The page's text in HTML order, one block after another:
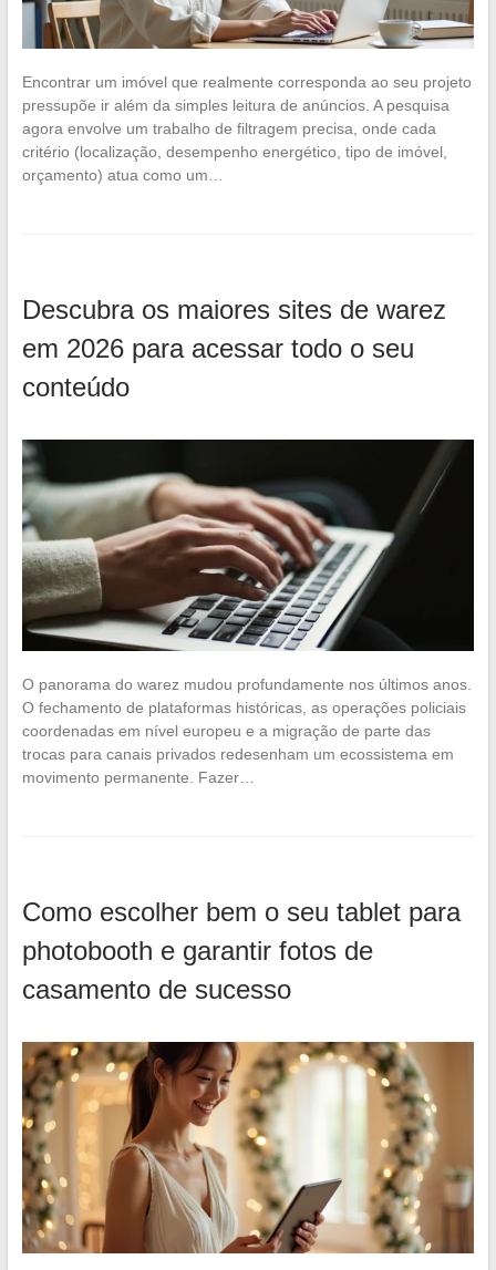
Encontrar um imóvel que realmente corresponda ao seu projeto
pressupõe ir além da simples leitura de anúncios. A pesquisa
agora envolve um trabalho de filtragem precisa, onde cada
critério (localização, desempenho energético, tipo de imóvel,
orçamento) atua como um…
Descubra os maiores sites de warez
em 2026 para acessar todo o seu
conteúdo
O panorama do warez mudou profundamente nos últimos anos.
O fechamento de plataformas históricas, as operações policiais
coordenadas em nível europeu e a migração de parte das
trocas para canais privados redesenham um ecossistema em
movimento permanente. Fazer…
Como escolher bem o seu tablet para
photobooth e garantir fotos de
casamento de sucesso